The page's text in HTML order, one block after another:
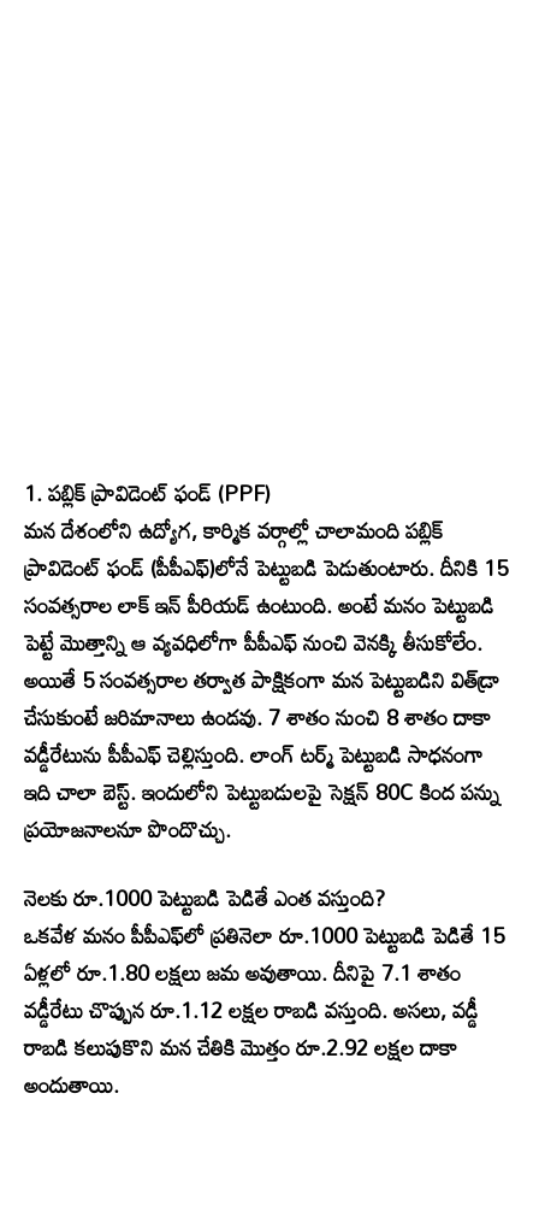
1. పబ్లిక్ ప్రావిడెంట్ ఫండ్ (PPF)
మన దేశంలోని ఉద్యోగ, కార్మిక వర్గాల్లో చాలామంది పబ్లిక్
ప్రావిడెంట్ ఫండ్ (పీపీఎఫ్)లోనే పెట్టుబడి పెడుతుంటారు. దీనికి 15
సంవత్సరాల లాక్ ఇన్ పీరియడ్ ఉంటుంది. అంటే మనం పెట్టుబడి
పెట్టే మొత్తాన్ని ఆ వ్యవధిలోగా పీపీఎఫ్ నుంచి వెనక్కి తీసుకోలేం.
అయితే 5 సంవత్సరాల తర్వాత పాక్షికంగా మన పెట్టుబడిని విత్‌డ్రా
చేసుకుంటే జరిమానాలు ఉండవు. 7 శాతం నుంచి 8 శాతం దాకా
వడ్డీరేటును పీపీఎఫ్ చెల్లిస్తుంది. లాంగ్ టర్మ్‌ పెట్టుబడి సాధనంగా
ఇది చాలా బెస్ట్. ఇందులోని పెట్టుబడులపై సెక్షన్ 80C కింద పన్ను
ప్రయోజనాలనూ పొందొచ్చు.
నెలకు రూ.1000 పెట్టుబడి పెడితే ఎంత వస్తుంది?
ఒకవేళ మనం పీపీఎఫ్‌లో ప్రతినెలా రూ.1000 పెట్టుబడి పెడితే 15
ఏళ్లలో రూ.1.80 లక్షలు జమ అవుతాయి. దీనిపై 7.1 శాతం
వడ్డీరేటు చొప్పున రూ.1.12 లక్షల రాబడి వస్తుంది. అసలు, వడ్డీ
రాబడి కలుపుకొని మన చేతికి మొత్తం రూ.2.92 లక్షల దాకా
అందుతాయి.